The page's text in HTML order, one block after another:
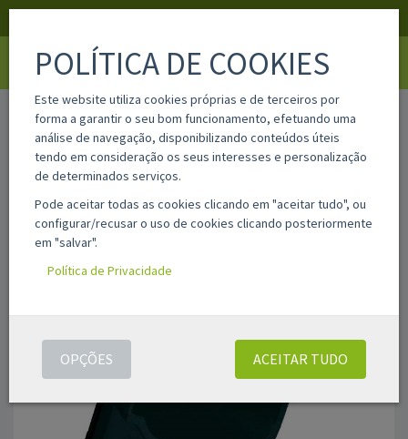
home lexc232hm0
POLÍTICA DE COOKIES
Este website utiliza cookies próprias e de terceiros por
forma a garantir o seu bom funcionamento, efetuando uma
análise de navegação, disponibilizando conteúdos úteis
tendo em consideração os seus interesses e personalização
de determinados serviços.
Pode aceitar todas as cookies clicando em "aceitar tudo", ou
configurar/recusar o uso de cookies clicando posteriormente
em "salvar".
Política de Privacidade
ACEITAR TUDO
OPÇÕES